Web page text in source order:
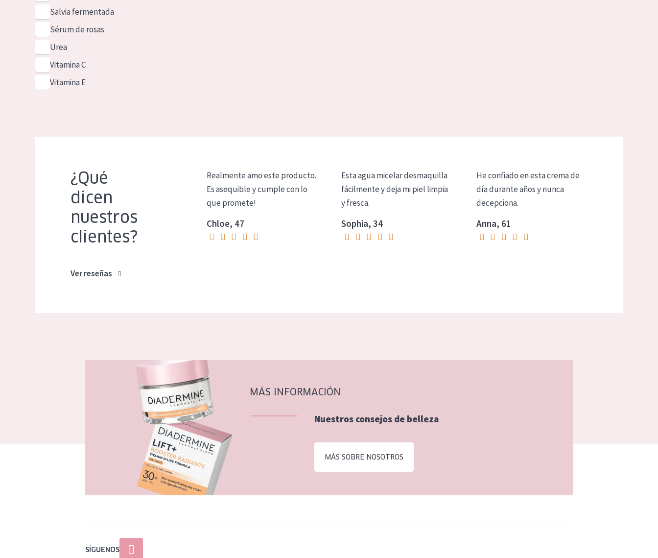
Salvia fermentada
Sérum de rosas
Urea
Vitamina C
Vitamina E
¿Qué
dicen
nuestros
clientes?
Ver reseñas
Realmente amo este producto.
Es asequible y cumple con lo
que promete!
Chloe, 47
Esta agua micelar desmaquilla
fácilmente y deja mi piel limpia
y fresca.
Sophia, 34
He confiado en esta crema de
día durante años y nunca
decepciona.
Anna, 61
MÁS INFORMACIÓN
Nuestros consejos de belleza
MÁS SOBRE NOSOTROS
SÍGUENOS